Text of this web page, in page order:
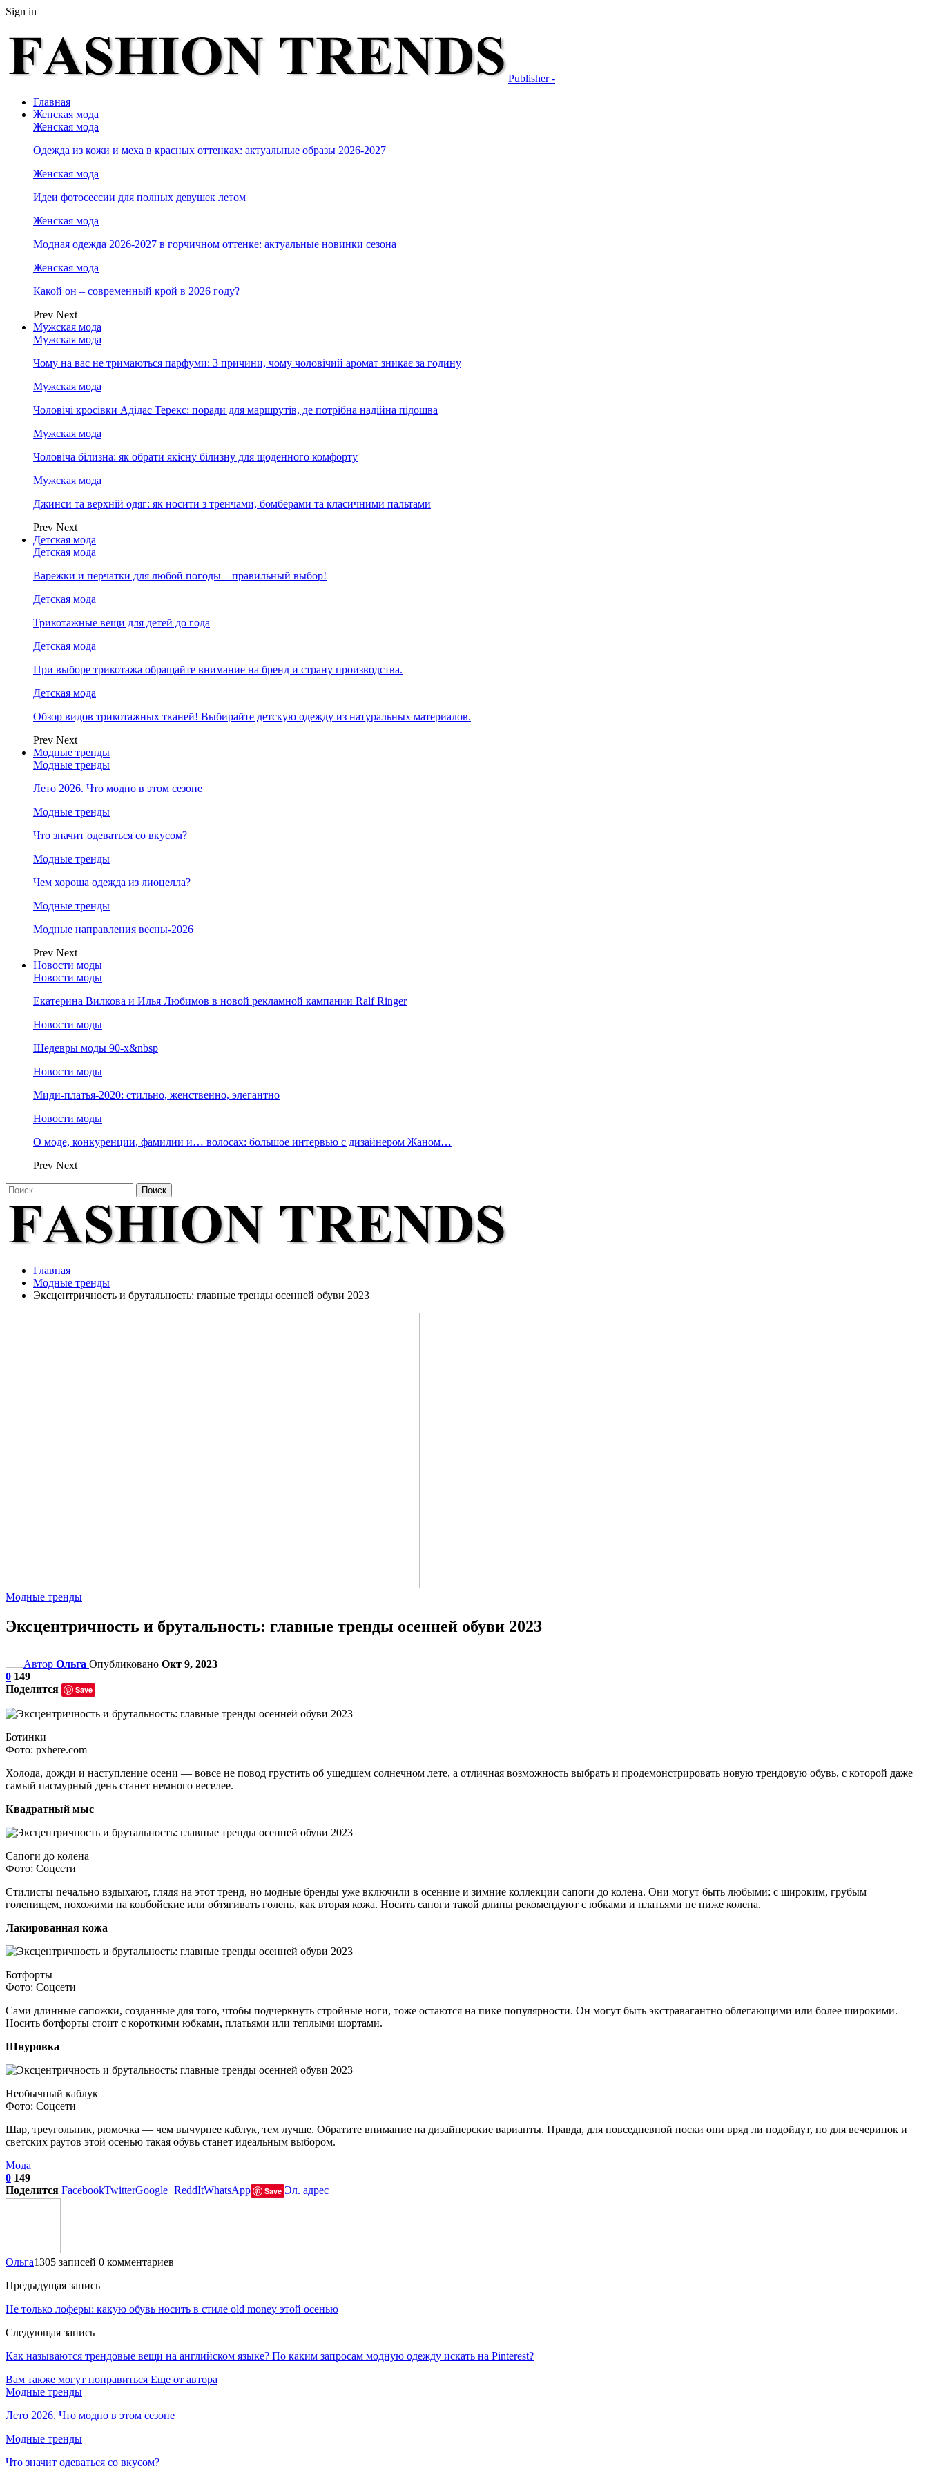
Sign in
Publisher -
Главная
Женская мода
Женская мода
Одежда из кожи и меха в красных оттенках: актуальные образы 2026-2027
Женская мода
Идеи фотосессии для полных девушек летом
Женская мода
Модная одежда 2026-2027 в горчичном оттенке: актуальные новинки сезона
Женская мода
Какой он – современный крой в 2026 году?
Prev Next
Мужская мода
Мужская мода
Чому на вас не тримаються парфуми: 3 причини, чому чоловічий аромат зникає за годину
Мужская мода
Чоловічі кросівки Адідас Терекс: поради для маршрутів, де потрібна надійна підошва
Мужская мода
Чоловіча білизна: як обрати якісну білизну для щоденного комфорту
Мужская мода
Джинси та верхній одяг: як носити з тренчами, бомберами та класичними пальтами
Prev Next
Детская мода
Детская мода
Варежки и перчатки для любой погоды – правильный выбор!
Детская мода
Трикотажные вещи для детей до года
Детская мода
При выборе трикотажа обращайте внимание на бренд и страну производства.
Детская мода
Обзор видов трикотажных тканей! Выбирайте детскую одежду из натуральных материалов.
Prev Next
Модные тренды
Модные тренды
Лето 2026. Что модно в этом сезоне
Модные тренды
Что значит одеваться со вкусом?
Модные тренды
Чем хороша одежда из лиоцелла?
Модные тренды
Модные направления весны-2026
Prev Next
Новости моды
Новости моды
Екатерина Вилкова и Илья Любимов в новой рекламной кампании Ralf Ringer
Новости моды
Шедевры моды 90-х&nbsp
Новости моды
Миди-платья-2020: стильно, женственно, элегантно
Новости моды
О моде, конкуренции, фамилии и… волосах: большое интервью с дизайнером Жаном…
Prev Next
Главная
Модные тренды
Эксцентричность и брутальность: главные тренды осенней обуви 2023
Модные тренды
Эксцентричность и брутальность: главные тренды осенней обуви 2023
Автор Ольга Опубликовано Окт 9, 2023
0 149
Поделится
Save
Ботинки
Фото: pxhere.com
Холода, дожди и наступление осени — вовсе не повод грустить об ушедшем солнечном лете, а отличная возможность выбрать и продемонстрировать новую трендовую обувь, с которой даже
самый пасмурный день станет немного веселее.
Квадратный мыс
Сапоги до колена
Фото: Соцсети
Стилисты печально вздыхают, глядя на этот тренд, но модные бренды уже включили в осенние и зимние коллекции сапоги до колена. Они могут быть любыми: с широким, грубым
голенищем, похожими на ковбойские или обтягивать голень, как вторая кожа. Носить сапоги такой длины рекомендуют с юбками и платьями не ниже колена.
Лакированная кожа
Ботфорты
Фото: Соцсети
Сами длинные сапожки, созданные для того, чтобы подчеркнуть стройные ноги, тоже остаются на пике популярности. Он могут быть экстравагантно облегающими или более широкими.
Носить ботфорты стоит с короткими юбками, платьями или теплыми шортами.
Шнуровка
Необычный каблук
Фото: Соцсети
Шар, треугольник, рюмочка — чем вычурнее каблук, тем лучше. Обратите внимание на дизайнерские варианты. Правда, для повседневной носки они вряд ли подойдут, но для вечеринок и
светских раутов этой осенью такая обувь станет идеальным выбором.
Мода
0 149
Поделится FacebookTwitterGoogle+ReddItWhatsApp Save Эл. адрес
Ольга1305 записей 0 комментариев
Предыдущая запись
Не только лоферы: какую обувь носить в стиле old money этой осенью
Следующая запись
Как называются трендовые вещи на английском языке? По каким запросам модную одежду искать на Pinterest?
Вам также могут понравиться Еще от автора
Модные тренды
Лето 2026. Что модно в этом сезоне
Модные тренды
Что значит одеваться со вкусом?